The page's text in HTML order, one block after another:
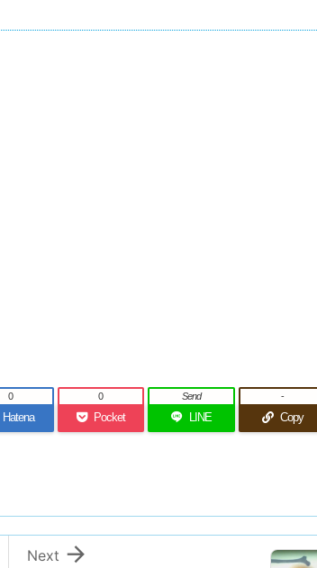
Hatena
0
Pocket
0
LINE
Send
Copy
-

Next